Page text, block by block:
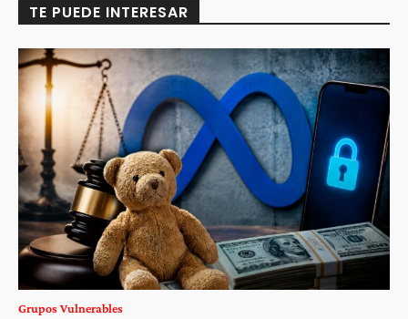
TE PUEDE INTERESAR
Grupos Vulnerables